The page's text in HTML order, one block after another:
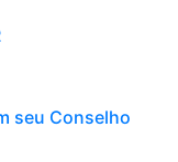
seu Conselho